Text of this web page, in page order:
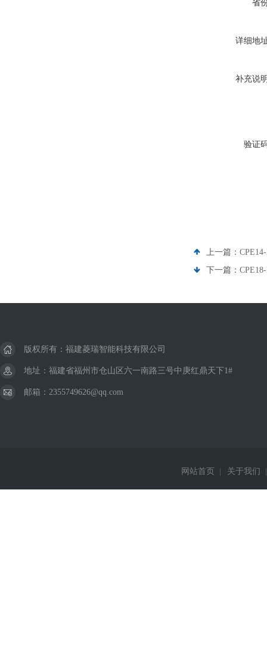
省
详细地
补充说
验证
上一篇：
下一篇：
版权所有：福建菱瑞智能科技有限公司
地址：福建省福州市仓山区六一南路三号中庚红鼎天下1#
邮箱：2355749626@qq.com
网站首页 关于我们